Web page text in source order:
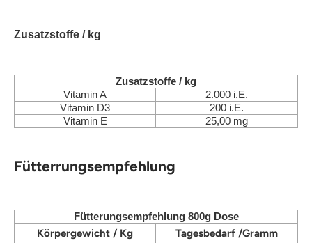
Zusatzstoffe / kg
Zusatzstoffe / kg
Vitamin A
2.000 i.E.
Vitamin D3
200 i.E.
Vitamin E
25,00 mg
Fütterrungsempfehlung
Fütterungsempfehlung 800g Dose
Körpergewicht / Kg
Tagesbedarf /Gramm